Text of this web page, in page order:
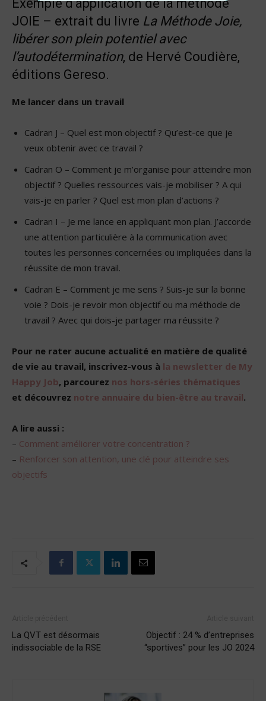
Exemple d’application de la méthode
JOIE – extrait du livre La Méthode Joie,
libérer son plein potentiel avec
l’autodétermination, de Hervé Coudière,
éditions Gereso.
Me lancer dans un travail
Cadran J – Quel est mon objectif ? Qu’est-ce que je
veux obtenir avec ce travail ?
Cadran O – Comment je m’organise pour atteindre mon
objectif ? Quelles ressources vais-je mobiliser ? A qui
vais-je en parler ? Quel est mon plan d’actions ?
Cadran I – Je me lance en appliquant mon plan. J’accorde
une attention particulière à la communication avec
toutes les personnes concernées ou impliquées dans la
réussite de mon travail.
Cadran E – Comment je me sens ? Suis-je sur la bonne
voie ? Dois-je revoir mon objectif ou ma méthode de
travail ? Avec qui dois-je partager ma réussite ?
Pour ne rater aucune actualité en matière de qualité
de vie au travail, inscrivez-vous à la newsletter de My
Happy Job, parcourez nos hors-séries thématiques
et découvrez notre annuaire du bien-être au travail.
A lire aussi :
– Comment améliorer votre concentration ?
– Renforcer son attention, une clé pour atteindre ses
objectifs
La QVT est désormais
indissociable de la RSE
Objectif : 24 % d’entreprises
“sportives” pour les JO 2024